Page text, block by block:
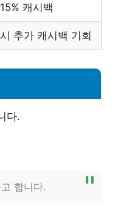
캐시백
추가 캐시백 기회
다.
합니다.